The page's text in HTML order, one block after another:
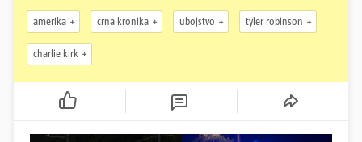
amerika crna kronika ubojstvo tyler robinson
charlie kirk